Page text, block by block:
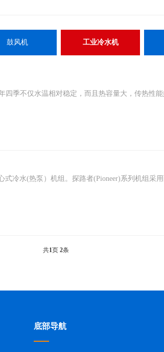
鼓风机 工业冷水机
四季不仅水温相对稳定，而且热容量大，传热性
式冷水(热泵）机组。探路者(Pioneer)系列机组采
共1页 2条
底部导航